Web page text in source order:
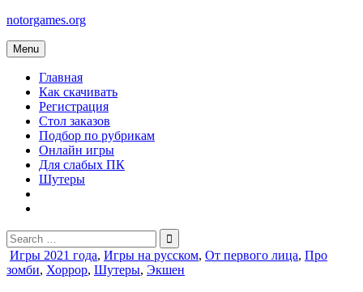
Skip
content
notorgames.org
Menu
Главная
Как скачивать
Регистрация
Стол заказов
Подбор по рубрикам
Онлайн игры
Для слабых ПК
Шутеры
Search
for:
Posted
in
Игры 2021 года, Игры на русском, От первого лица, Про
зомби, Хоррор, Шутеры, Экшен